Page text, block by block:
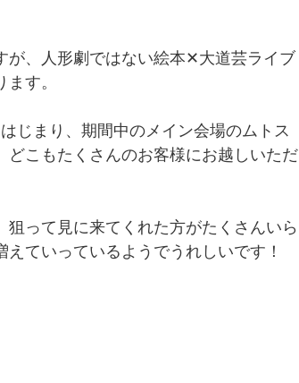
が、人形劇ではない絵本✕大道芸ライブ
す。
じまり、期間中のメイン会場のムトス
こもたくさんのお客様にお越しいただ
って見に来てくれた方がたくさんいら
ていっているようでうれしいです！